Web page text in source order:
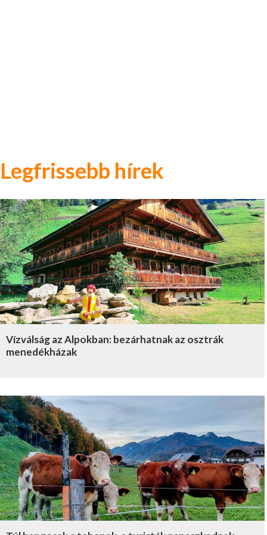
Legfrissebb hírek
Vízválság az Alpokban: bezárhatnak az osztrák
menedékházak